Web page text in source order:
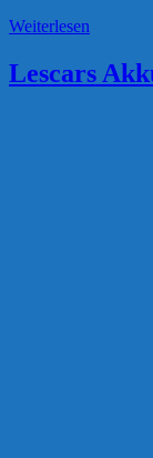
Weiterlesen
Lescars